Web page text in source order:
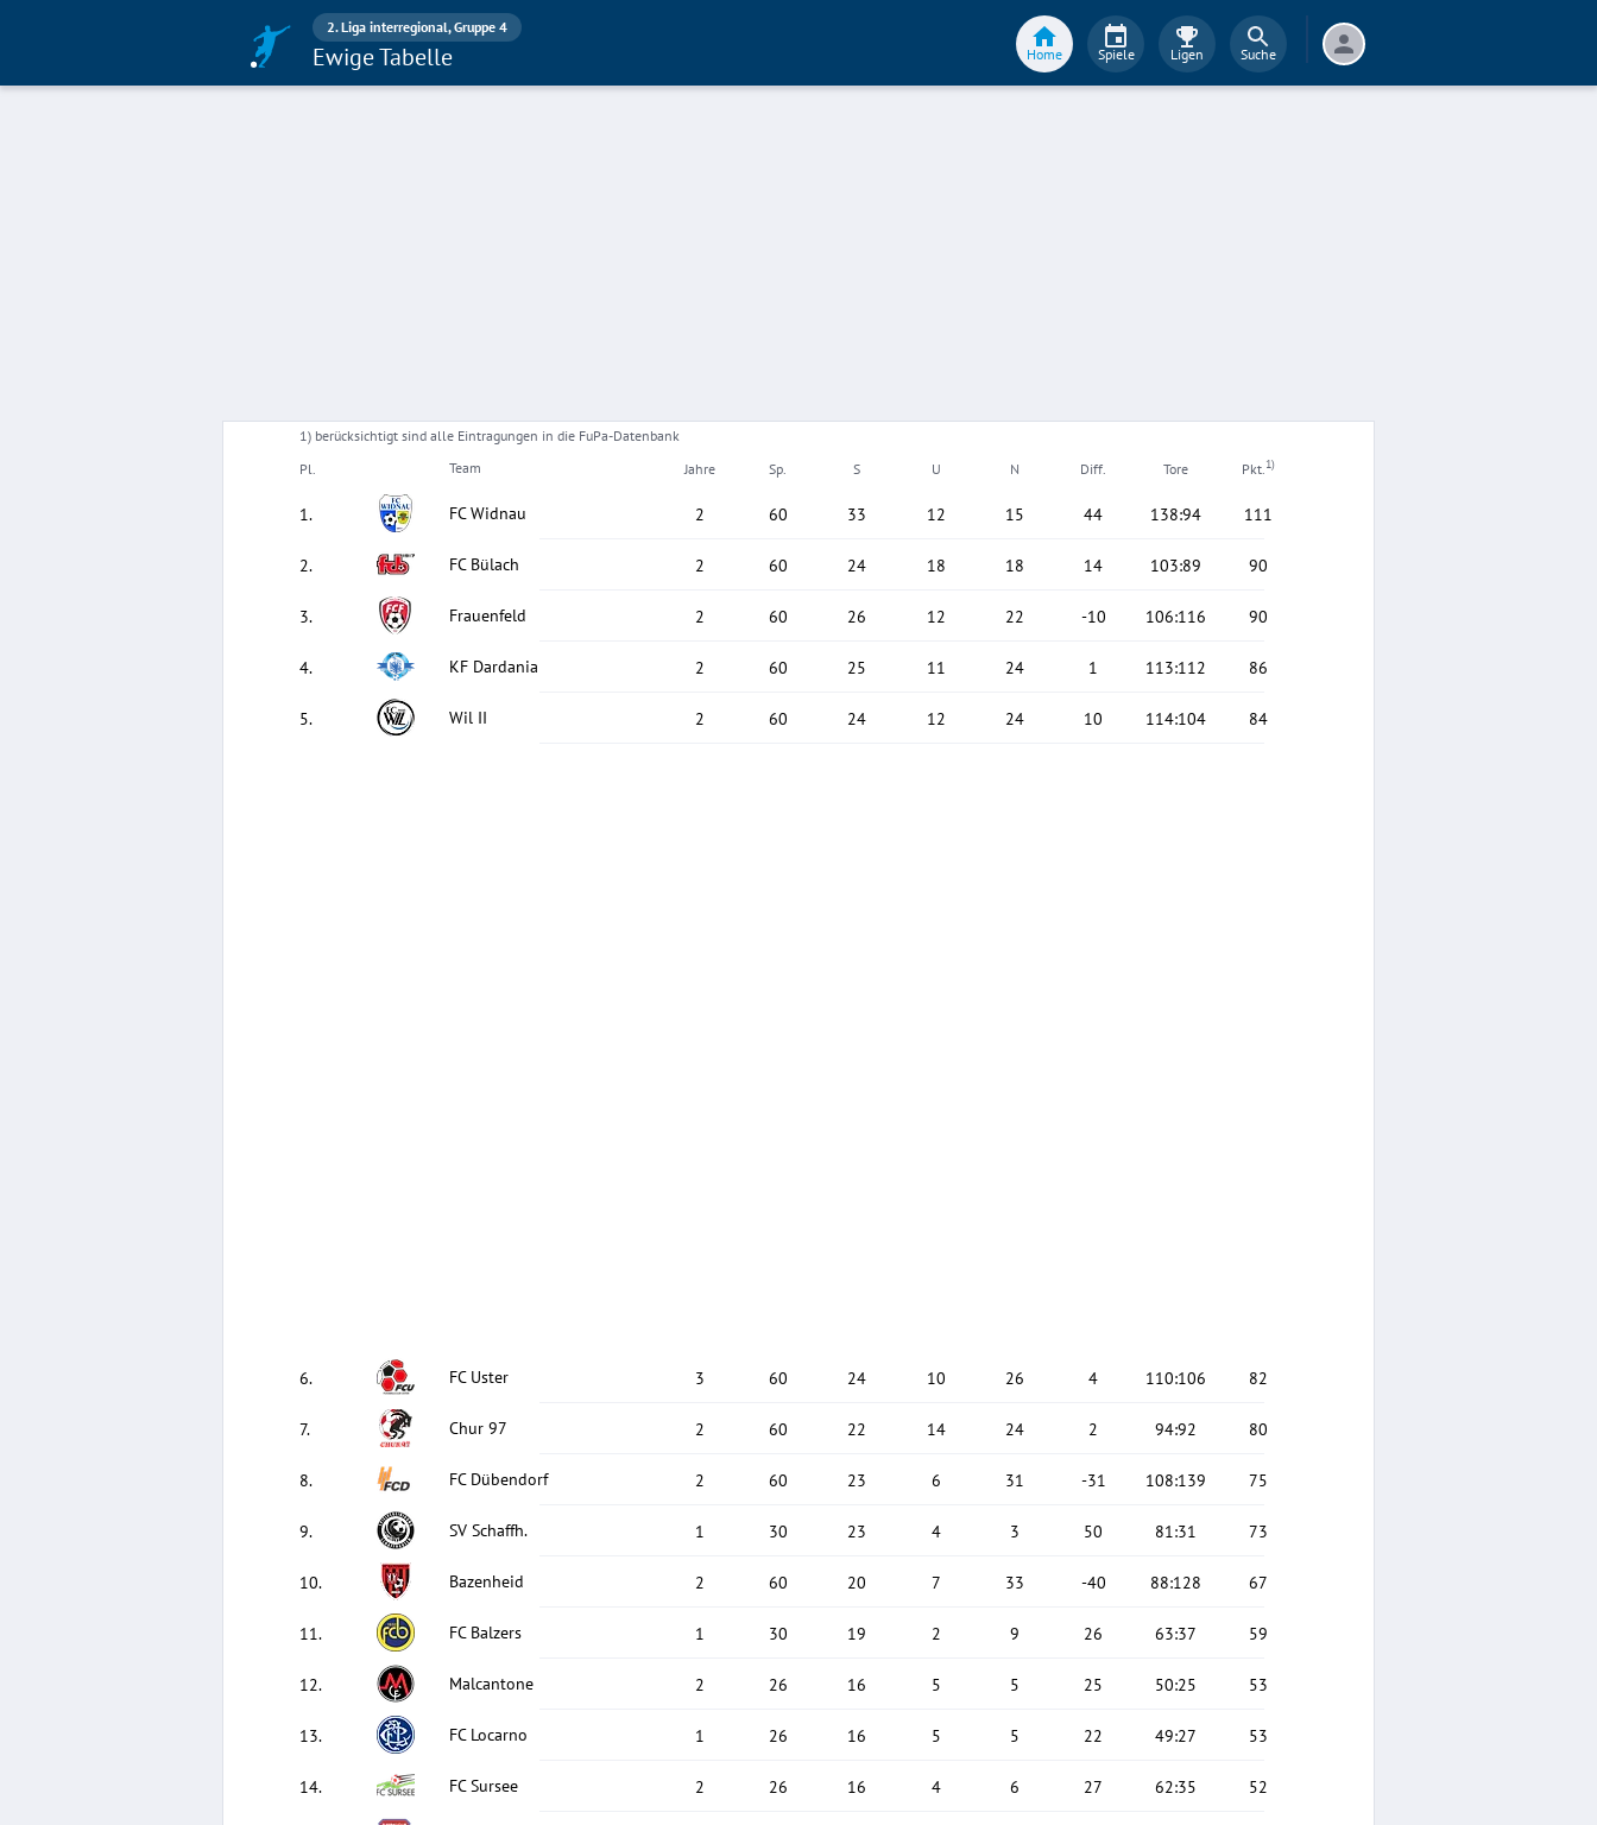
2. Liga interregional, Gruppe 4
Ewige Tabelle Home Spiele Ligen Suche
1) berücksichtigt sind alle Eintragungen in die FuPa-Datenbank
Pl.
Team Jahre Sp. S U N Diff. Tore Pkt.1)
1. FC Widnau 2 60 33 12 15 44 138:94 111
2. FC Bülach 2 60 24 18 18 14 103:89 90
3. Frauenfeld 2 60 26 12 22 -10 106:116 90
4. KF Dardania 2 60 25 11 24 1 113:112 86
5. Wil II 2 60 24 12 24 10 114:104 84
6. FC Uster 3 60 24 10 26 4 110:106 82
7. Chur 97 2 60 22 14 24 2 94:92 80
8. FC Dübendorf 2 60 23 6 31 -31 108:139 75
9. SV Schaffh. 1 30 23 4 3 50 81 :31 73
10. Bazenheid 2 60 20 7 33 -40 88:128 67
11. FC Balzers 1 30 19 2 9 26 63:37 59
12. Malcantone 2 26 16 5 5 25 50:25 53
13. FC Locarno 1 26 16 5 5 22 49:27 53
14. FC Sursee 2 26 16 4 6 27 62:35 52